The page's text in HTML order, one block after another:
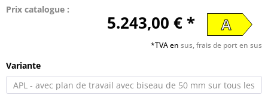
Prix catalogue :
5.243,00 € * A
*TVA en sus, frais de port en sus
Variante
APL - avec plan de travail avec biseau de 50 mm sur tous les